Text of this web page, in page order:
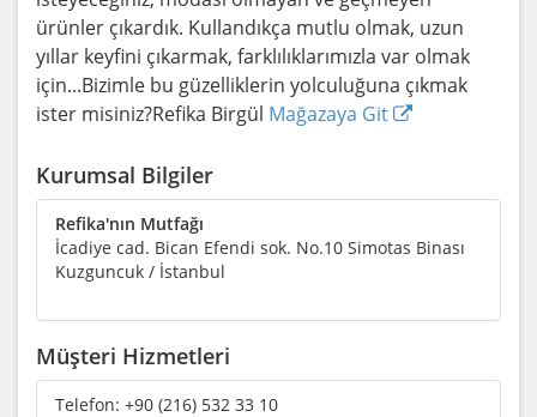
ürünler çıkardık. Kullandıkça mutlu olmak, uzun
yıllar keyfini çıkarmak, farklılıklarımızla var olmak
için...Bizimle bu güzelliklerin yolculuğuna çıkmak
ister misiniz?Refika Birgül Mağazaya Git
Kurumsal Bilgiler
Refika'nın Mutfağı
İcadiye cad. Bican Efendi sok. No.10 Simotas Binası
Kuzguncuk / İstanbul
Müşteri Hizmetleri
Telefon: +90 (216) 532 33 10